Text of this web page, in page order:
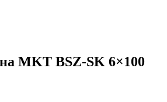
MKT BSZ-SK 6×100